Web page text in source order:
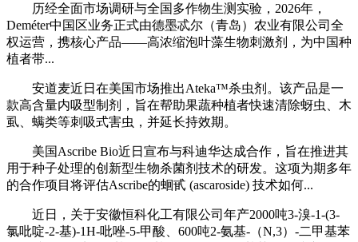
历经全面市场调研与全国多作物生测实验，2026年，
Deméter中国区业务正式由德墨忒尔（青岛）农业有限公司全
权运营，携核心产品——高浓缩泡叶藻生物刺激剂，为中国种
植者带...
安道麦近日在美国市场推出Ateka™杀虫剂。该产品是一
款高含量内吸型制剂，旨在帮助果蔬种植者快速清除蚜虫、木
虱、螨类等刺吸式害虫，并延长持效期。
美国Ascribe Bio近日宣布与科迪华达成合作，旨在推进其
用于种子处理的创新型生物杀菌剂技术的研发。这项为期多年
的合作项目将评估Ascribe的蛔甙 (ascaroside) 技术如何...
近日，关于安徽恒科化工有限公司年产2000吨3-溴-1-(3-
氯吡啶-2-基)-1H-吡唑-5-甲酸、600吨2-氨基-（N,3）-二甲基苯